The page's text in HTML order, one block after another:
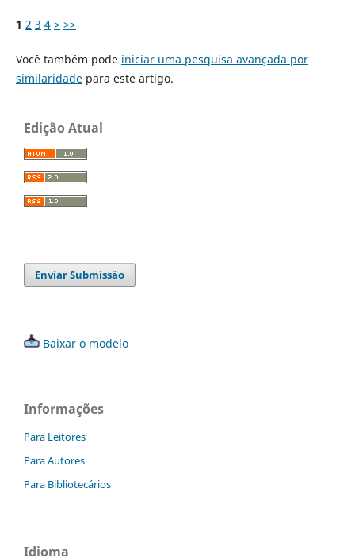
1 2 3 4 > >>
Você também pode iniciar uma pesquisa avançada por
similaridadepara este artigo.
Edição Atual
Enviar Submissão
Baixar o modelo
Informações
Para Leitores
Para Autores
Para Bibliotecários
Idioma